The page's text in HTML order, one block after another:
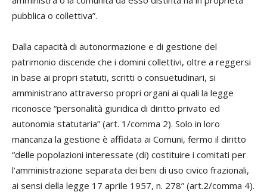
pubblica o collettiva”.
Dalla capacità di autonormazione e di gestione del
patrimonio discende che i domini collettivi, oltre a reggersi
in base ai propri statuti, scritti o consuetudinari, si
amministrano attraverso propri organi ai quali la legge
riconosce “personalità giuridica di diritto privato ed
autonomia statutaria” (art. 1/comma 2). Solo in loro
mancanza la gestione è affidata ai Comuni, fermo il diritto
“delle popolazioni interessate (di) costituire i comitati per
l’amministrazione separata dei beni di uso civico frazionali,
ai sensi della legge 17 aprile 1957, n. 278” (art.2/comma 4).